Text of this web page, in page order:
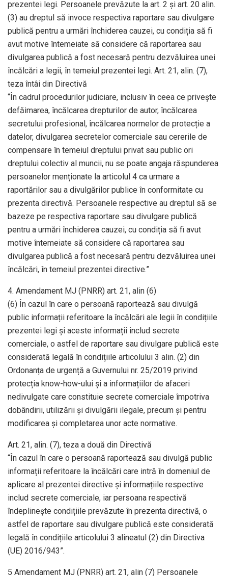
prezentei legi. Persoanele prevăzute la art. 2 și art. 20 alin.
(3) au dreptul să invoce respectiva raportare sau divulgare
publică pentru a urmări închiderea cauzei, cu condiția să fi
avut motive întemeiate să considere că raportarea sau
divulgarea publică a fost necesară pentru dezvăluirea unei
încălcări a legii, în temeiul prezentei legi. Art. 21, alin. (7),
teza întâi din Directivă
“În cadrul procedurilor judiciare, inclusiv în ceea ce privește
defăimarea, încălcarea drepturilor de autor, încălcarea
secretului profesional, încălcarea normelor de protecție a
datelor, divulgarea secretelor comerciale sau cererile de
compensare în temeiul dreptului privat sau public ori
dreptului colectiv al muncii, nu se poate angaja răspunderea
persoanelor menționate la articolul 4 ca urmare a
raportărilor sau a divulgărilor publice în conformitate cu
prezenta directivă. Persoanele respective au dreptul să se
bazeze pe respectiva raportare sau divulgare publică
pentru a urmări închiderea cauzei, cu condiția să fi avut
motive întemeiate să considere că raportarea sau
divulgarea publică a fost necesară pentru dezvăluirea unei
încălcări, în temeiul prezentei directive.”
4. Amendament MJ (PNRR) art. 21, alin (6)
(6) În cazul în care o persoană raportează sau divulgă
public informații referitoare la încălcări ale legii în condițiile
prezentei legi și aceste informații includ secrete
comerciale, o astfel de raportare sau divulgare publică este
considerată legală în condițiile articolului 3 alin. (2) din
Ordonanța de urgență a Guvernului nr. 25/2019 privind
protecția know-how-ului și a informațiilor de afaceri
nedivulgate care constituie secrete comerciale împotriva
dobândirii, utilizării și divulgării ilegale, precum și pentru
modificarea și completarea unor acte normative.
Art. 21, alin. (7), teza a două din Directivă
“În cazul în care o persoană raportează sau divulgă public
informații referitoare la încălcări care intră în domeniul de
aplicare al prezentei directive și informațiile respective
includ secrete comerciale, iar persoana respectivă
îndeplinește condițiile prevăzute în prezenta directivă, o
astfel de raportare sau divulgare publică este considerată
legală în condițiile articolului 3 alineatul (2) din Directiva
(UE) 2016/943”.
5 Amendament MJ (PNRR) art. 21, alin (7) Persoanele